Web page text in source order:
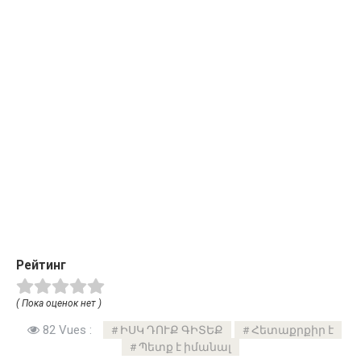
Рейтинг
( Пока оценок нет )
82 Vues : ԻՍԿ ԴՈՒՔ ԳԻՏԵՔ
Հետաքրքիր է
Պետք է իմանալ